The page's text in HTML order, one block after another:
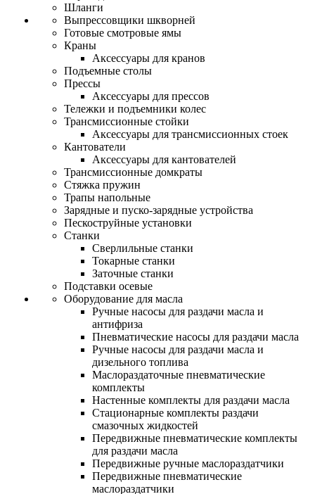
Шланги
Выпрессовщики шкворней
Готовые смотровые ямы
Краны
Аксессуары для кранов
Подъемные столы
Прессы
Аксессуары для прессов
Тележки и подъемники колес
Трансмиссионные стойки
Аксессуары для трансмиссионных стоек
Кантователи
Аксессуары для кантователей
Трансмиссионные домкраты
Стяжка пружин
Трапы напольные
Зарядные и пуско-зарядные устройства
Пескоструйные установки
Станки
Сверлильные станки
Токарные станки
Заточные станки
Подставки осевые
Оборудование для масла
Ручные насосы для раздачи масла и
антифриза
Пневматические насосы для раздачи масла
Ручные насосы для раздачи масла и
дизельного топлива
Маслораздаточные пневматические
комплекты
Настенные комплекты для раздачи масла
Стационарные комплекты раздачи
смазочных жидкостей
Передвижные пневматические комплекты
для раздачи масла
Передвижные ручные маслораздатчики
Передвижные пневматические
маслораздатчики